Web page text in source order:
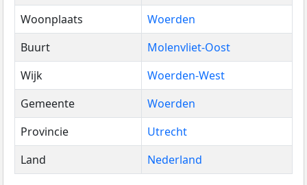
Woonplaats
Woerden
Buurt
Molenvliet-Oost
Wijk
Woerden-West
Gemeente
Woerden
Provincie
Utrecht
Land
Nederland